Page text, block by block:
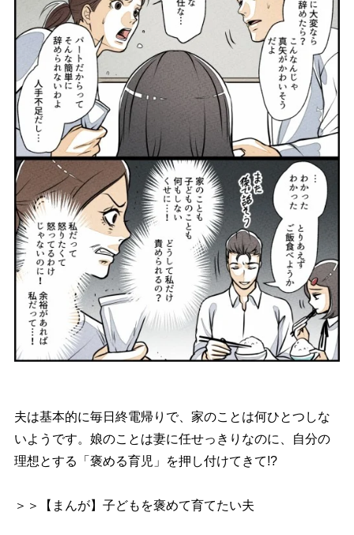
夫は基本的に毎日終電帰りで、家のことは何ひとつしな
いようです。娘のことは妻に任せっきりなのに、自分の
理想とする「褒める育児」を押し付けてきて!?
＞＞【まんが】子どもを褒めて育てたい夫